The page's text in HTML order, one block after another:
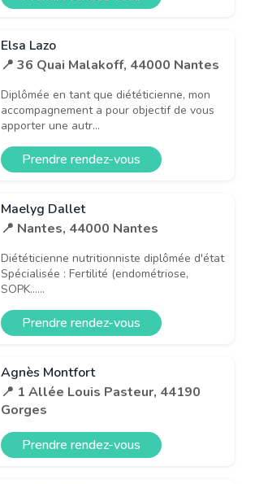
Elsa Lazo
📍 36 Quai Malakoff, 44000 Nantes
Diplômée en tant que diététicienne, mon
accompagnement a pour objectif de vous
apporter une autr...
Prendre rendez-vous
Maelyg Dallet
📍 Nantes, 44000 Nantes
Diététicienne nutritionniste diplômée d'état
Spécialisée : Fertilité (endométriose,
SOPK…...
Prendre rendez-vous
Agnès Montfort
📍 1 Allée Louis Pasteur, 44190
Gorges
Prendre rendez-vous